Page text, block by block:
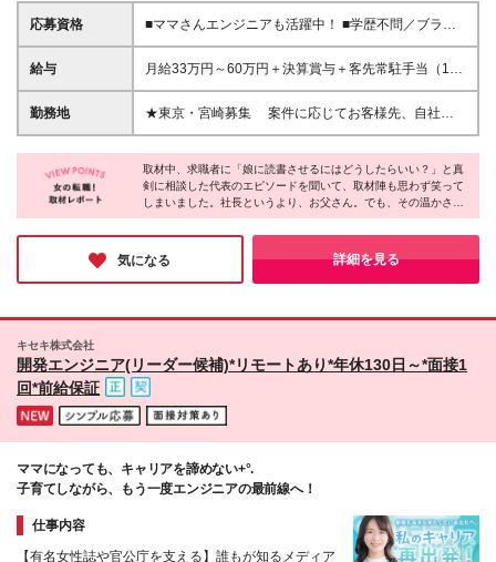
応募資格
■ママさんエンジニアも活躍中！ ■学歴不問／ブラン
ク歓迎 ■何らかのWeb・業務システム開発の実務経験
をお持ちの方 （Java、PHP、C#、C/C++など言語不
でセーブしていたけど、また挑戦したい」 「昔のス
キルがどこまで通用するか不安…」 当社はそんな方
年数やブランクの長さではなく、 あなたが積み上げ
てきた技術力や仕事への姿勢を しっかり見て評価す
る会社です。 ＜こんな方を歓迎しています！＞ ◎も
う一度エンジニアとして本気で働きたい ◎家庭と両
立しながらキャリアアップを目指したい ◎いきなり
重責を負うのではなく、段階的にステップアップした
い ◎サポート体制が整っていれば、リーダーにも挑
めたい
給与
月給33万円～60万円＋決算賞与＋客先常駐手当（1日
2千円）あり！ ★前職給与保証！ ★決算賞与だけで
96万円支給実績あり！ ★社内副業もOK！スキルアッ
78,600円～142,900円）を含みます（月残業平均10
時間以下） ※超過分は別途全額支給します ※入社後3
ヶ月間は試用期間となります 【社内副業について】
様々なプロジェクトにチャレンジ可能！ 貢献度に応
じて【別途報酬】を支給していますので、 スキルを
活かして収入もキャリアも広げられます！
勤務地
★東京・宮崎募集 案件に応じてお客様先、自社、
在宅にて勤務いただきます。 ＜東京本社＞ 東京都
墨田区江東橋4-19-3 錦糸町ミハマビル 2階 ＜宮崎支
社＞ 宮崎県宮崎市広島2-5-16 興亜宮崎ビル 3階 ★
リモート×出社OK！ゆくゆくはフルリモートも相談可
まずは出社を中心に、現場やチームとの信頼関係を
築いていただきます。 慣れてきた段階で、在宅勤
務やフルリモートへの移行もご相談OK。 あなたの
ペースに合わせた働き方を実現できます。 ※(変更の
取材中、求職者に「娘に読書させるにはどうしたらいい？」と真
剣に相談した代表のエピソードを聞いて、取材陣も思わず笑って
しまいました。社長というより、お父さん。でも、その温かさは
経営にも一貫していて、「時短でも成果を出せば給料は満額払
う」「困ったら俺が客先に話す」と、社員の暮らしを本気で守る
姿勢に胸を打たれました。ここなら、ブランクがある方でも、家
庭を守りながらもう一度キャリアを築けると感じました。
気になる 詳細を見る
キセキ株式会社
開発エンジニア(リーダー候補)*リモートあり*年休130日～*面接1
回*前給保証
ママになっても、キャリアを諦めない+°.
子育てしながら、もう一度エンジニアの最前線へ！
仕事内容
【有名女性誌や官公庁を支える】誰もが知るメディア